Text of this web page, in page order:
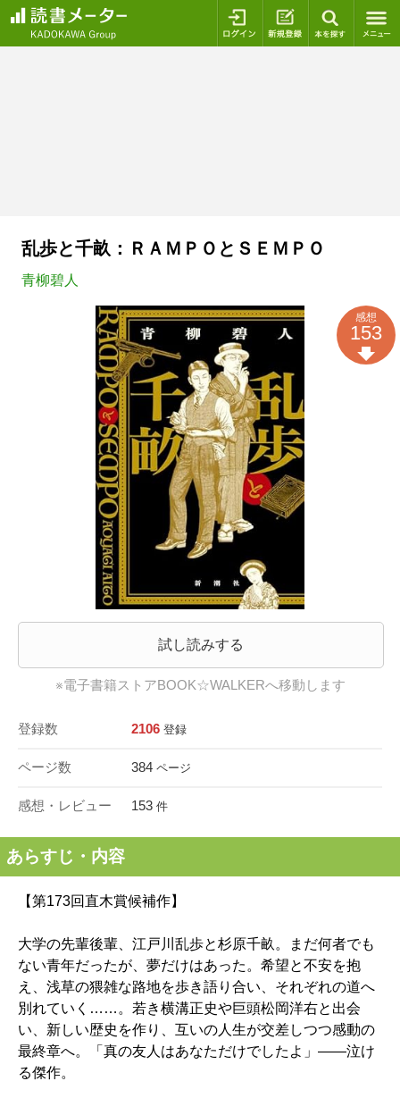
ログイン 新規登録
乱歩と千畝：ＲＡＭＰＯとＳＥＭＰＯ
青柳碧人
試し読みする
※電子書籍ストアBOOK☆WALKERへ移動します
登録数 2106 登録
ページ数 384 ページ
感想・レビュー 153 件
感想
153
あらすじ・内容
【第173回直木賞候補作】
大学の先輩後輩、江戸川乱歩と杉原千畝。まだ何者でも
ない青年だったが、夢だけはあった。希望と不安を抱
え、浅草の猥雑な路地を歩き語り合い、それぞれの道へ
別れていく……。若き横溝正史や巨頭松岡洋右と出会
い、新しい歴史を作り、互いの人生が交差しつつ感動の
最終章へ。「真の友人はあなただけでしたよ」――泣け
る傑作。